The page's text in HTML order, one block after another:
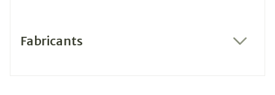
Fabricants